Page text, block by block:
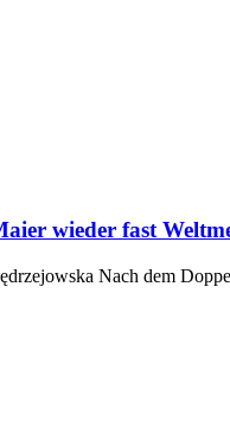
wieder fast
Nach dem